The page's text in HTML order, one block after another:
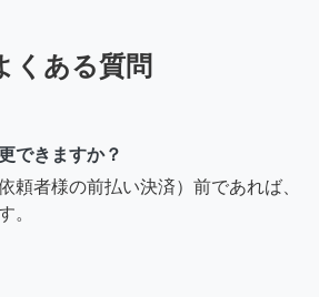
くある質問
できますか？
頼者様の前払い決済）前であれば、
。